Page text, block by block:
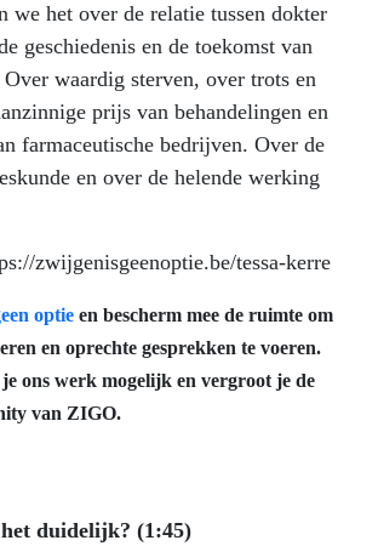
we het over de relatie tussen dokter
geschiedenis en de toekomst van
waardig sterven, over trots en
prijs van behandelingen en
farmaceutische bedrijven. Over de
en over de helende werking
zwijgenisgeenoptie.be/tessa-kerre
optie en bescherm mee de ruimte om
en oprechte gesprekken te voeren.
ons werk mogelijk en vergroot je de
van ZIGO.
duidelijk? (1:45)